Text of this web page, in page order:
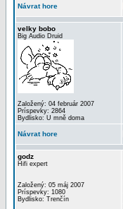
Návrat hore
velky bobo
Big Audio Druid
Založený: 04 február 2007
Príspevky: 2864
Bydlisko: U mně doma
Návrat hore
godz
Hifi expert
Založený: 05 máj 2007
Príspevky: 1080
Bydlisko: Trenčín